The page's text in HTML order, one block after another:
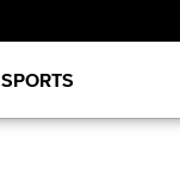
SPORTS